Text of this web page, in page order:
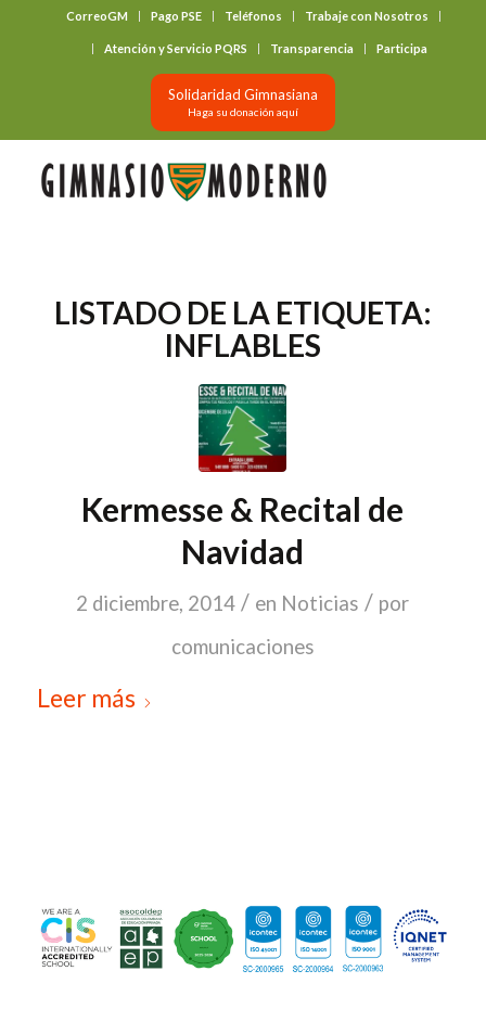
CorreoGM Pago PSE Teléfonos Trabaje con Nosotros
Atención y Servicio PQRS Transparencia Participa
Solidaridad Gimnasiana
Haga su donación aquí
LISTADO DE LA ETIQUETA:
INFLABLES
Kermesse & Recital de
Navidad
2 diciembre, 2014 / en Noticias / por
comunicaciones
Leer más